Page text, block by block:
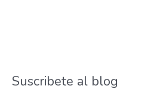
Suscribete al blog